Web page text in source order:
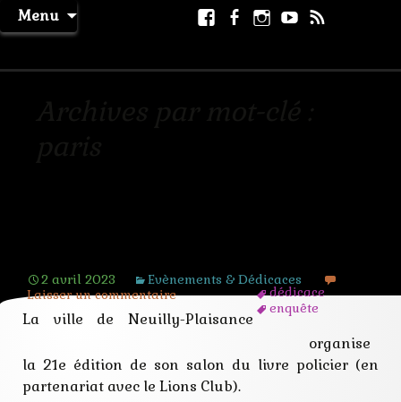
Menu
Aller
au
Facebook
Facebook
page
Instagram
Youtube
2 avril 2023 Evènements & Dédicaces
dédicace
enquête
mystère
polar
Laisser un commentaire
La ville de Neuilly-Plaisance
organise
la 21e édition de son salon du livre policier (en
partenariat avec le Lions Club).